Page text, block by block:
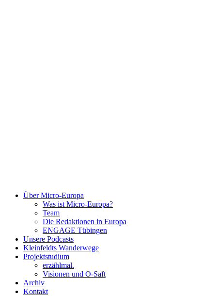
Über Micro-Europa
Was ist Micro-Europa?
Team
Die Redaktionen in Europa
ENGAGE Tübingen
Unsere Podcasts
Kleinfeldts Wanderwege
Projektstudium
erzählmal.
Visionen und O-Saft
Archiv
Kontakt